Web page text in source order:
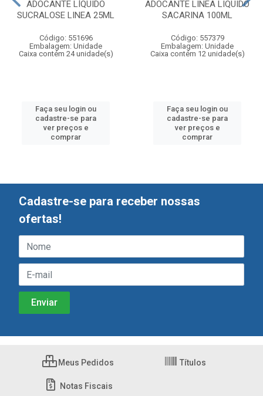
ADOCANTE LÍQUIDO
SUCRALOSE LINEA 25ML
Código: 551696
Embalagem: Unidade
Caixa contém 24 unidade(s)
Faça seu login ou
cadastre-se para
ver preços e
comprar
ADOCANTE LINEA LIQUIDO
SACARINA 100ML
Código: 557379
Embalagem: Unidade
Caixa contém 12 unidade(s)
Faça seu login ou
cadastre-se para
ver preços e
comprar
Cadastre-se para receber nossas
ofertas!
Meus Pedidos Títulos
Notas Fiscais